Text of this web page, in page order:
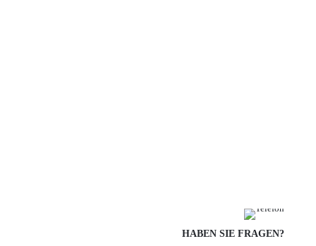
HABEN SIE FRAGEN?